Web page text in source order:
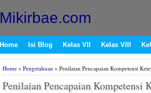
Mikirbae.com
Home Isi Blog Kelas VII Kelas VIII
Home» Pengetahuan» Penilaian Pencapaian Kompetensi
Penilaian Pencapaian Kompetensi